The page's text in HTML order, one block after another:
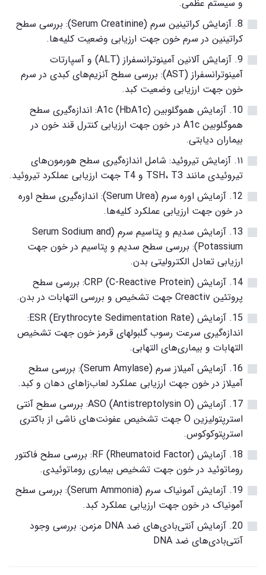
و سیستم عظمی.
8. آزمایش کراتینین سرم (Serum Creatinine): بررسی سطح
کراتینین در سرم خون جهت ارزیابی وضعیت کلیه‌ها.
9. آزمایش آلانین آمینوترانسفراز (ALT) و آسپارتات
آمینوترانسفراز (AST): بررسی سطح آنزیم‌های کبدی در سرم
خون جهت ارزیابی وضعیت کبد.
10. آزمایش هموگلوبین A1c (HbA1c): اندازه‌گیری سطح
هموگلوبین A1c در خون جهت ارزیابی کنترل قند خون در
بیماران دیابتی.
۱۱. آزمایش تیروئید: شامل اندازه‌گیری سطح هورمون‌های
تیروئیدی مانند TSH، T3 و T4 جهت ارزیابی عملکرد تیروئید.
12. آزمایش اوره سرم (Serum Urea): اندازه‌گیری سطح اوره
در خون جهت ارزیابی عملکرد کلیه‌ها.
13. آزمایش سدیم و پتاسیم سرم (Serum Sodium and
Potassium): بررسی سطح سدیم و پتاسیم در خون جهت
ارزیابی تعادل الکترولیتی بدن.
14. آزمایش CRP (C-Reactive Protein): بررسی سطح
پروتئین Creactiv جهت تشخیص و بررسی التهابات در بدن.
15. آزمایش ESR (Erythrocyte Sedimentation Rate):
اندازه‌گیری سرعت رسوب گلبولهای قرمز خون جهت تشخیص
التهابات و بیماری‌های التهابی.
16. آزمایش آمیلاز سرم (Serum Amylase): بررسی سطح
آمیلاز در خون جهت ارزیابی عملکرد لعاب‌زاهای دهان و کبد.
17. آزمایش ASO (Antistreptolysin O): بررسی سطح آنتی
استرپتولیزین O جهت تشخیص عفونت‌های ناشی از باکتری
استرپتوکوکوس.
18. آزمایش RF (Rheumatoid Factor): بررسی سطح فاکتور
روماتوئید در خون جهت تشخیص بیماری روماتوئیدی.
19. آزمایش آمونیاک سرم (Serum Ammonia): بررسی سطح
آمونیاک در خون جهت ارزیابی عملکرد کبد.
20. آزمایش آنتی‌بادی‌های ضد DNA مزمن: بررسی وجود
آنتی‌بادی‌های ضد DNA